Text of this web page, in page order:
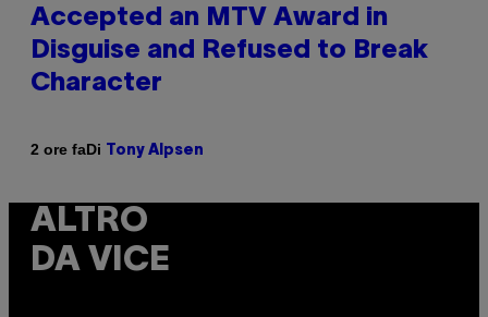
Accepted an MTV Award in
Disguise and Refused to Break
Character
2 ore faDi Tony Alpsen
ALTRO
DA VICE